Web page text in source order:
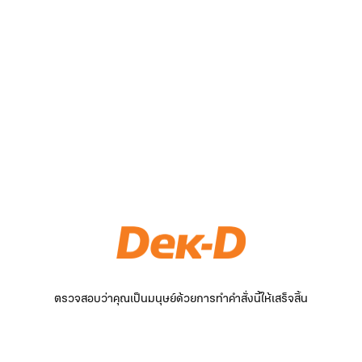
ตรวจสอบว่าคุณเป็นมนุษย์ด้วยการทำคำสั่งนี้ให้เสร็จสิ้น